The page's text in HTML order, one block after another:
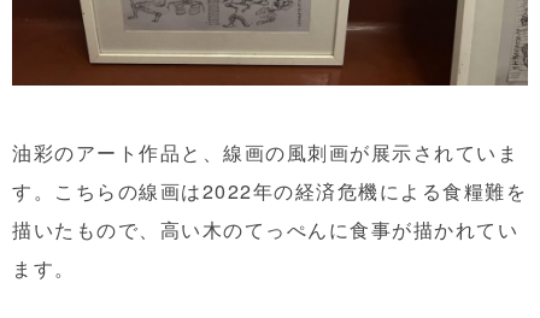
油彩のアート作品と、線画の風刺画が展示されていま
す。こちらの線画は2022年の経済危機による食糧難を
描いたもので、高い木のてっぺんに食事が描かれてい
ます。